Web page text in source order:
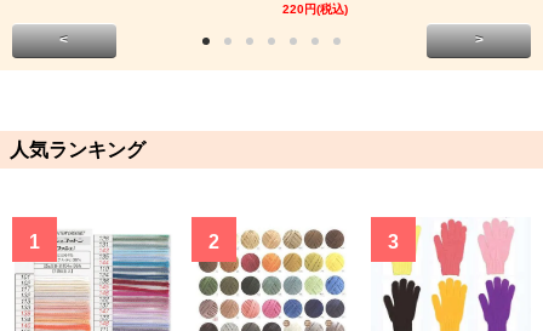
220円(税込)
< >
人気ランキング
1 2 3